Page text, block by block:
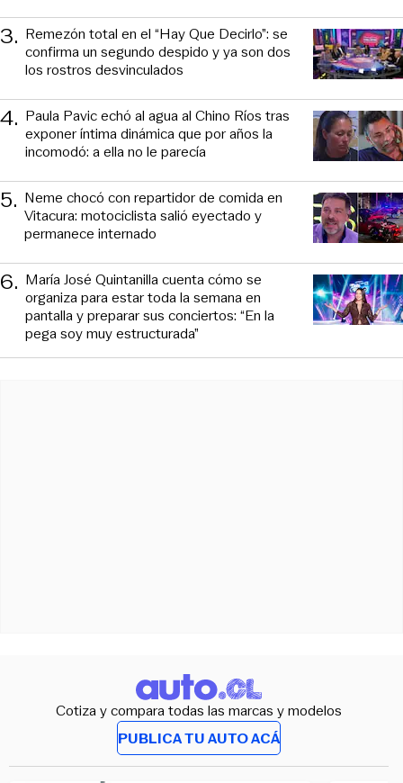
3. Remezón total en el “Hay Que Decirlo”: se
confirma un segundo despido y ya son dos
los rostros desvinculados
4. Paula Pavic echó al agua al Chino Ríos tras
exponer íntima dinámica que por años la
incomodó: a ella no le parecía
5. Neme chocó con repartidor de comida en
Vitacura: motociclista salió eyectado y
permanece internado
6. María José Quintanilla cuenta cómo se
organiza para estar toda la semana en
pantalla y preparar sus conciertos: “En la
pega soy muy estructurada”
Cotiza y compara todas las marcas y modelos
PUBLICA TU AUTO ACÁ